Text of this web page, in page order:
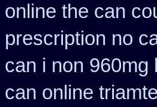
online the can
prescription no
can i non 960mg
can online